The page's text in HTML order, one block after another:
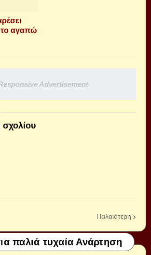
το αγαπώ
Advertisement
Παλαιότερη
παλιά τυχαία Ανάρτηση